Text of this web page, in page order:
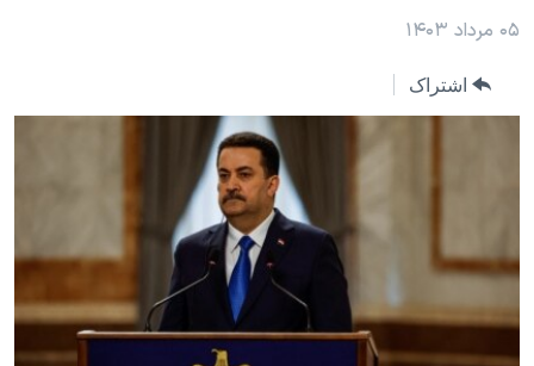
جهشورزشی
اقتصادی
علم و فناوری
جام جهانی ۲۰۲۶
بایگانی برنامه‌های تلویزیونی
انتخابات ریاست جمهوری آمریکا ۲۰۲۴
حمله جمهوری اسلامی به اسرائیل
رمز مهسا
فرکانس‌های صدای آمریکا
پخش رادیویی
زبانهای مختلف
۰۵ مرداد ۱۴۰۳
اشتراک